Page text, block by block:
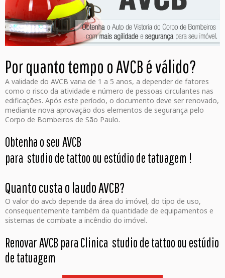
Por quanto tempo o AVCB é válido?
A validade do AVCB varia de 1 a 5 anos, a depender de fatores
como o risco da atividade e número de pessoas circulantes nas
edificações. Após este período, o documento deve ser renovado,
mediante nova aprovação dos elementos de segurança pelo
Corpo de Bombeiros de São Paulo.
Obtenha o seu AVCB
para studio de tattoo ou estúdio de tatuagem !
Quanto custa o laudo AVCB?
O valor do avcb depende da área do imóvel, do tipo de uso,
consequentemente também da quantidade de equipamentos e
sistemas de combate a incêndio do imóvel.
Renovar AVCB para Clinica studio de tattoo ou estúdio
de tatuagem